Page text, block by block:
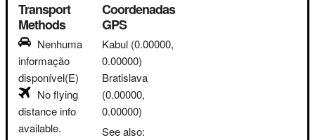
Transport
Methods
Nenhuma
informação
disponível(E)
No flying
distance info
available.
Coordenadas
GPS
Kabul (0.00000,
0.00000)
Bratislava
(0.00000,
0.00000)
See also: